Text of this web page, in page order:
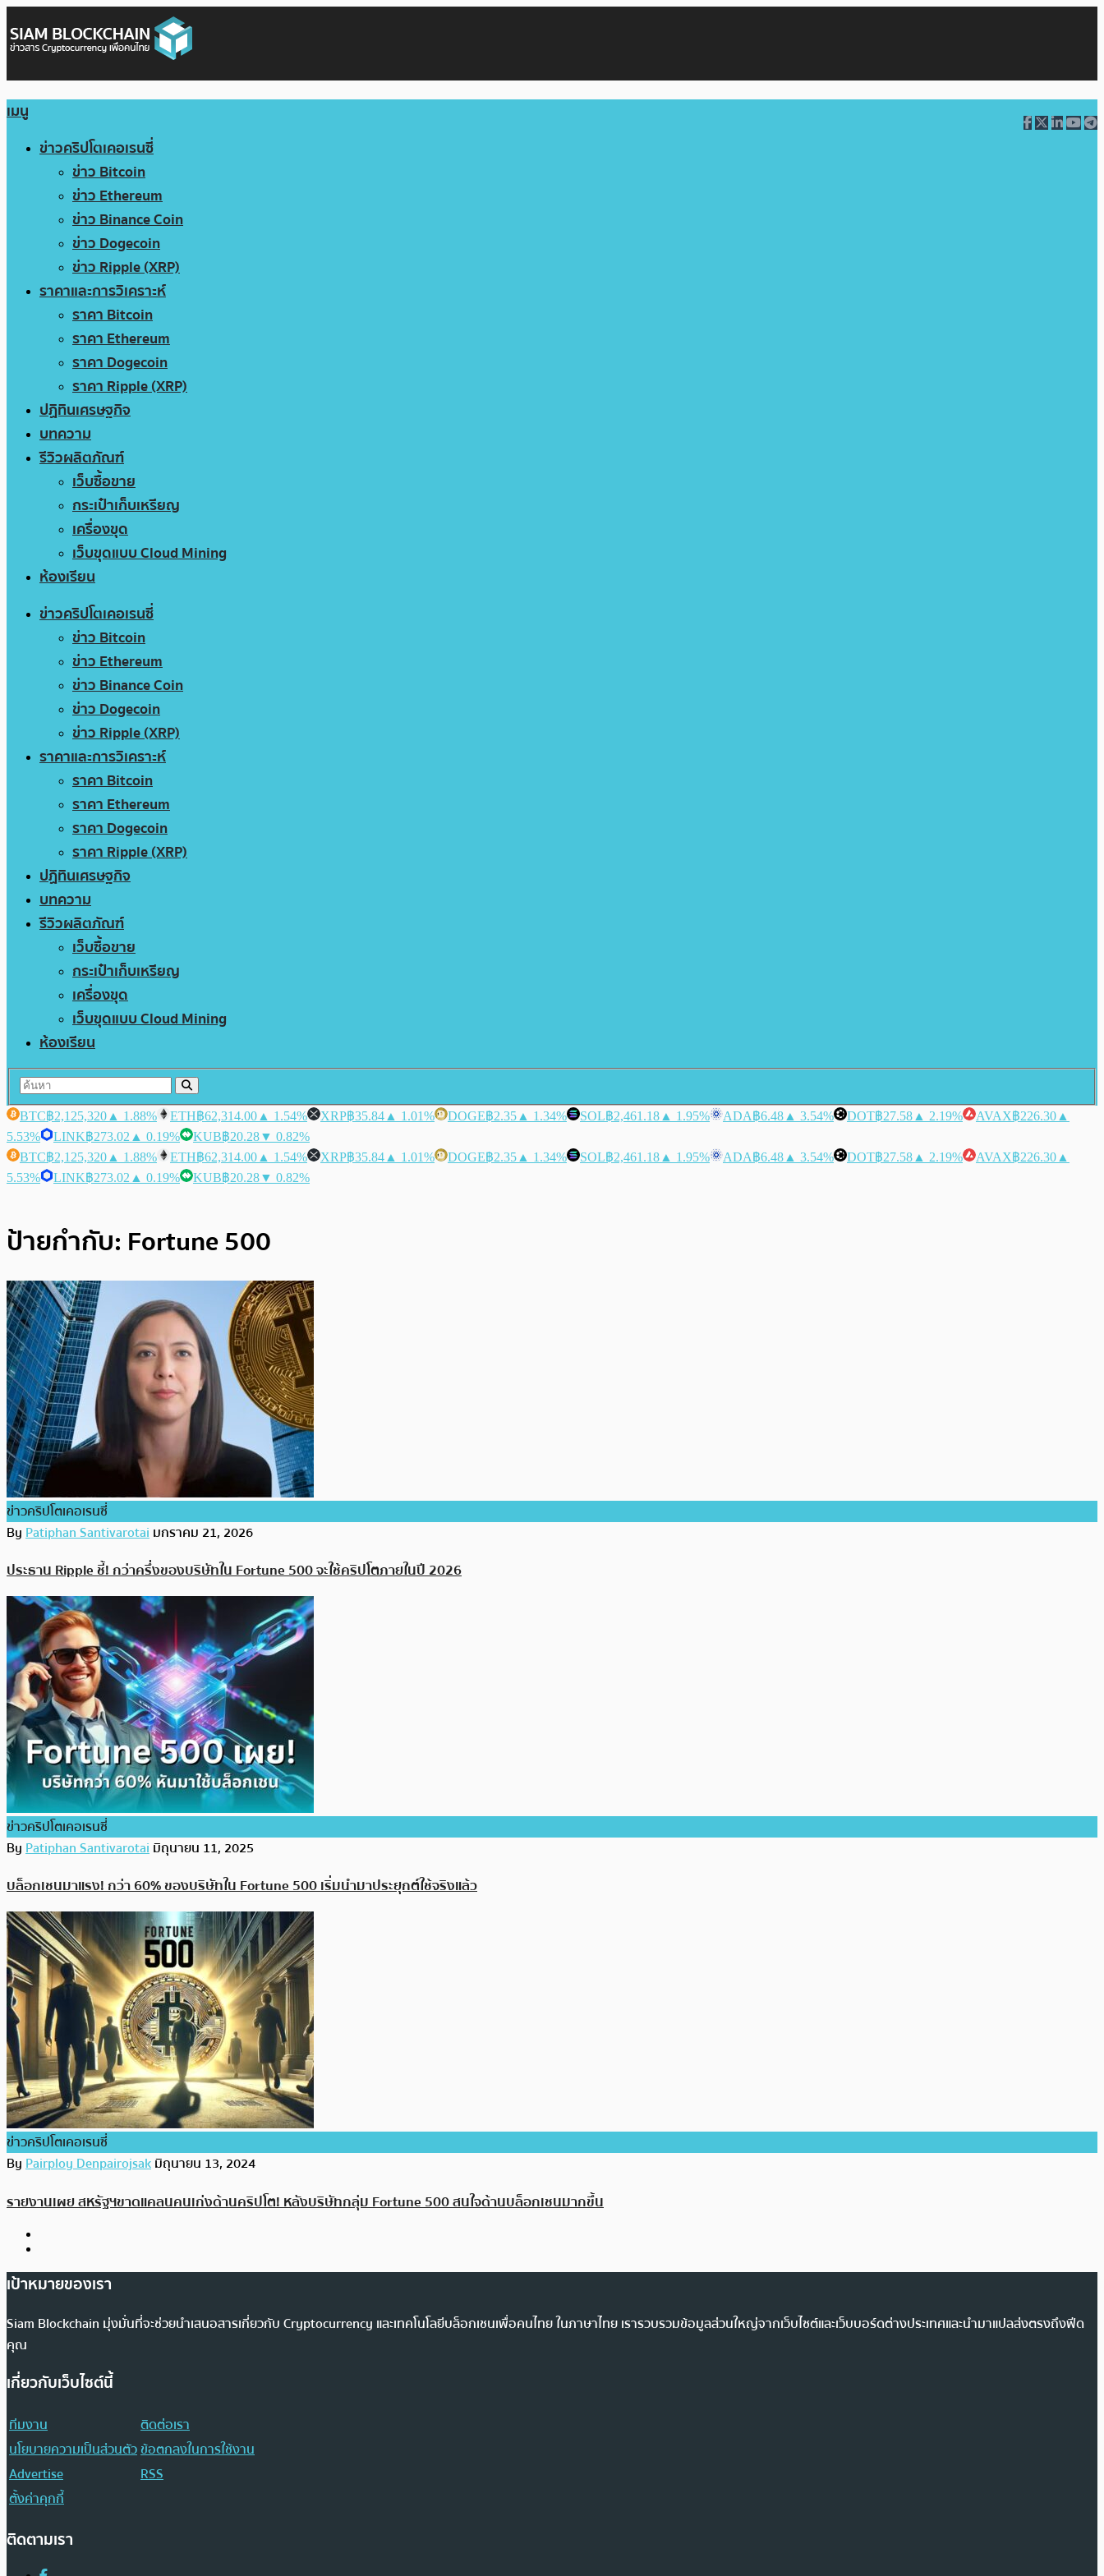
เมนู
ข่าวคริปโตเคอเรนซี่
ข่าว Bitcoin
ข่าว Ethereum
ข่าว Binance Coin
ข่าว Dogecoin
ข่าว Ripple (XRP)
ราคาและการวิเคราะห์
ราคา Bitcoin
ราคา Ethereum
ราคา Dogecoin
ราคา Ripple (XRP)
ปฏิทินเศรษฐกิจ
บทความ
รีวิวผลิตภัณฑ์
เว็บซื้อขาย
กระเป๋าเก็บเหรียญ
เครื่องขุด
เว็บขุดแบบ Cloud Mining
ห้องเรียน
ข่าวคริปโตเคอเรนซี่
ข่าว Bitcoin
ข่าว Ethereum
ข่าว Binance Coin
ข่าว Dogecoin
ข่าว Ripple (XRP)
ราคาและการวิเคราะห์
ราคา Bitcoin
ราคา Ethereum
ราคา Dogecoin
ราคา Ripple (XRP)
ปฏิทินเศรษฐกิจ
บทความ
รีวิวผลิตภัณฑ์
เว็บซื้อขาย
กระเป๋าเก็บเหรียญ
เครื่องขุด
เว็บขุดแบบ Cloud Mining
ห้องเรียน
BTC฿2,125,320 ▲ 1.88% ETH฿62,314.00 ▲ 1.54% XRP฿35.84 ▲ 1.01% DOGE฿2.35 ▲ 1.34% SOL฿2,461.18 ▲ 1.95% ADA฿6.48 ▲ 3.54% DOT฿27.58 ▲ 2.19% AVAX฿226.30 ▲
5.53%
LINK฿273.02 ▲ 0.19% KUB฿20.28▼ 0.82%
BTC฿2,125,320 ▲ 1.88% ETH฿62,314.00 ▲ 1.54% XRP฿35.84 ▲ 1.01% DOGE฿2.35 ▲ 1.34% SOL฿2,461.18 ▲ 1.95% ADA฿6.48 ▲ 3.54% DOT฿27.58 ▲ 2.19% AVAX฿226.30 ▲
5.53%
LINK฿273.02 ▲ 0.19% KUB฿20.28▼ 0.82%
ป้ายกำกับ: Fortune 500
ข่าวคริปโตเคอเรนซี่
ByPatiphan Santivarotaiมกราคม 21, 2026
ประธาน Ripple ชี้! กว่าครึ่งของบริษัทใน Fortune 500 จะใช้คริปโตภายในปี 2026
ข่าวคริปโตเคอเรนซี่
ByPatiphan Santivarotaiมิถุนายน 11, 2025
บล็อกเชนมาแรง! กว่า 60% ของบริษัทใน Fortune 500 เริ่มนำมาประยุกต์ใช้จริงแล้ว
ข่าวคริปโตเคอเรนซี่
ByPairploy Denpairojsakมิถุนายน 13, 2024
รายงานเผย สหรัฐฯขาดแคลนคนเก่งด้านคริปโต! หลังบริษัทกลุ่ม Fortune 500 สนใจด้านบล็อกเชนมากขึ้น
เป้าหมายของเรา
Siam Blockchain มุ่งมั่นที่จะช่วยนำเสนอสารเกี่ยวกับ Cryptocurrency และเทคโนโลยีบล็อกเชนเพื่อคนไทย ในภาษาไทย เรารวบรวมข้อมูลส่วนใหญ่จากเว็บไซต์และเว็บบอร์ดต่างประเทศและนำมาแปลส่งตรงถึงฟีด
คุณ
เกี่ยวกับเว็บไซต์นี้
ทีมงาน
ติดต่อเรา
นโยบายความเป็นส่วนตัวข้อตกลงในการใช้งาน
Advertise
RSS
ตั้งค่าคุกกี้
ติดตามเรา